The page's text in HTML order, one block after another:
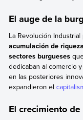
El auge de la
La Revolución Industrial
acumulación de
sectores burgueses
dedicaban al comercio
en las posteriores
expandieron el
El crecimiento